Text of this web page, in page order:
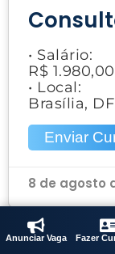
• Salário:
R$ 1.980,00
• Local:
Brasília, DF
Enviar
8 de agosto
Anunciar Vaga Fazer